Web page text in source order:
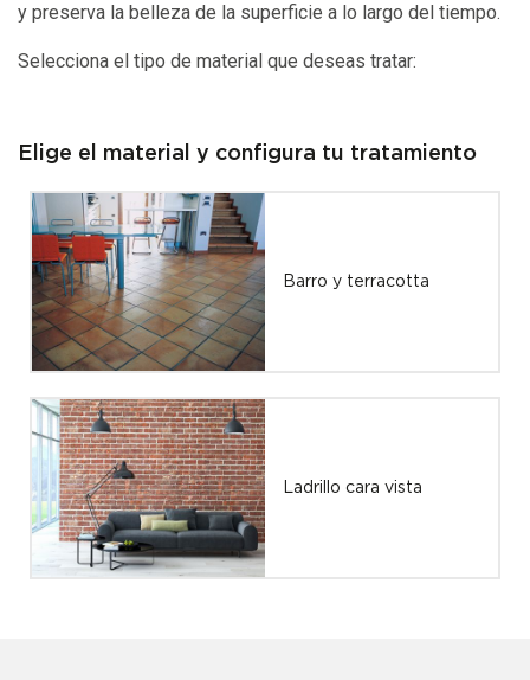
y preserva la belleza de la superficie a lo largo del tiempo.
Selecciona el tipo de material que deseas tratar:
Elige el material y configura tu tratamiento
Barro y terracotta
Ladrillo cara vista